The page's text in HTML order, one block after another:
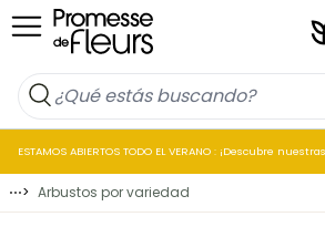
Ir al contenido
ESTAMOS ABIERTOS TODO EL VERANO : ¡Descubre
⋯> Arbustos por variedad